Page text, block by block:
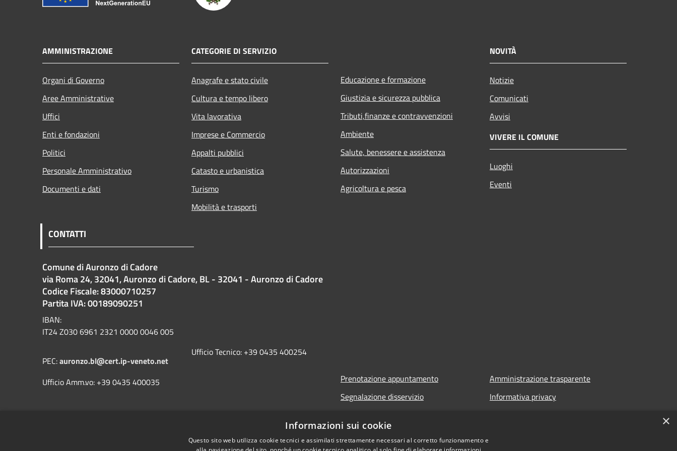
AMMINISTRAZIONE
Organi di Governo
Aree Amministrative
Uffici
Enti e fondazioni
Politici
Personale Amministrativo
Documenti e dati
CATEGORIE DI SERVIZIO
Anagrafe e stato civile
Cultura e tempo libero
Vita lavorativa
Imprese e Commercio
Appalti pubblici
Catasto e urbanistica
Turismo
Mobilità e trasporti
Educazione e formazione
Giustizia e sicurezza pubblica
Tributi,finanze e contravvenzioni
Ambiente
Salute, benessere e assistenza
Autorizzazioni
Agricoltura e pesca
NOVITÀ
Notizie
Comunicati
Avvisi
VIVERE IL COMUNE
Luoghi
Eventi
CONTATTI
Comune di Auronzo di Cadore
via Roma 24, 32041, Auronzo di Cadore, BL - 32041 - Auronzo di Cadore
Codice Fiscale: 83000710257
Partita IVA: 00189090251
IBAN:
IT24 Z030 6961 2321 0000 0046 005
PEC:auronzo.bl@cert.ip-veneto.net
Ufficio Amm.vo: +39 0435 400035
Ufficio Tecnico: +39 0435 400254
Prenotazione appuntamento
Segnalazione disservizio
Richiesta assistenza
Amministrazione trasparente
Informativa privacy
×
Informazioni sui cookie
Questo sito web utilizza cookie tecnici e assimilati strettamente necessari al corretto funzionamento e